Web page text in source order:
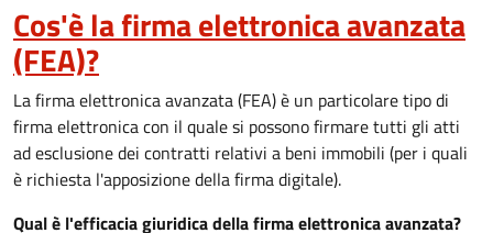
Cos'è la firma elettronica avanzata
(FEA)?
La firma elettronica avanzata (FEA) è un particolare tipo di
firma elettronica con il quale si possono firmare tutti gli atti
ad esclusione dei contratti relativi a beni immobili (per i quali
è richiesta l'apposizione della firma digitale).
Qual è l'efficacia giuridica della firma elettronica avanzata?